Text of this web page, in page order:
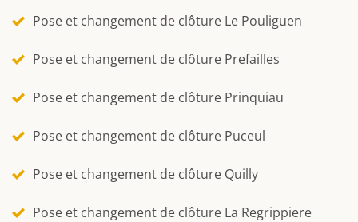
Pose et changement de clôture Le Pouliguen
Pose et changement de clôture Prefailles
Pose et changement de clôture Prinquiau
Pose et changement de clôture Puceul
Pose et changement de clôture Quilly
Pose et changement de clôture La Regrippiere